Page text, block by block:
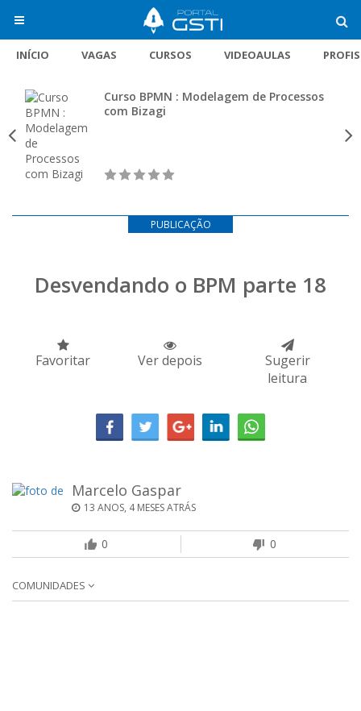
INÍCIO VAGAS CURSOS VIDEOAULAS
Curso BPMN : Modelagem de Processos
com Bizagi
PUBLICAÇÃO
Desvendando o BPM parte 18
Favoritar Ver depois
Sugerir
leitura
Marcelo Gaspar
13 ANOS, 4 MESES ATRÁS
0 0
COMUNIDADES